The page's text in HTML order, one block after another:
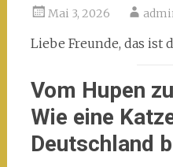
Mai 3, 2026
Liebe Freunde, das ist
Vom Hupen
Wie eine
Deutschland